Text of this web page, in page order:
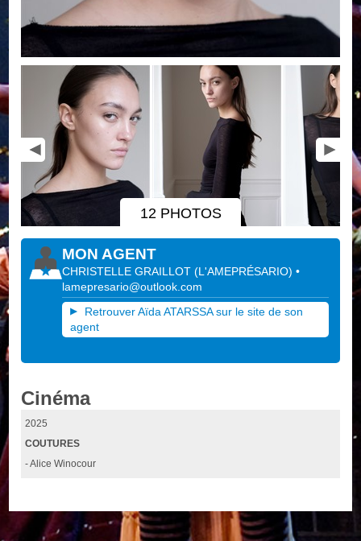
12 PHOTOS
MON AGENT
CHRISTELLE GRAILLOT (L'AMEPRÉSARIO)•
lamepresario@outlook.com
Retrouver Aïda ATARSSA sur le site de son
agent
Cinéma
2025
COUTURES
- Alice Winocour